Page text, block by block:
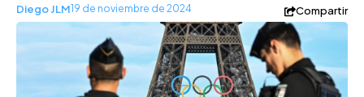
Diego JLM19 de noviembre de 2024 Compartir